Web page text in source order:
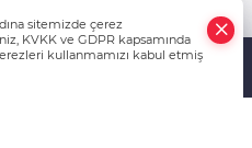
sitemizde çerez
KVKK ve GDPR kapsamında
kullanmamızı kabul etmiş